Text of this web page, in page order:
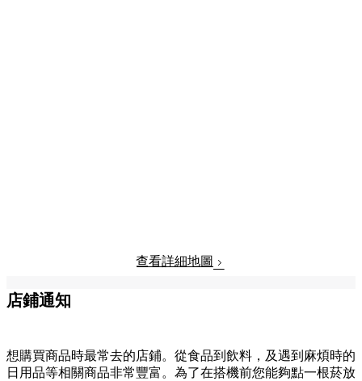
查看詳細地圖
店鋪通知
想購買商品時最常去的店鋪。從食品到飲料，及遇到麻煩時的
日用品等相關商品非常豐富。為了在搭機前您能夠點一根菸放